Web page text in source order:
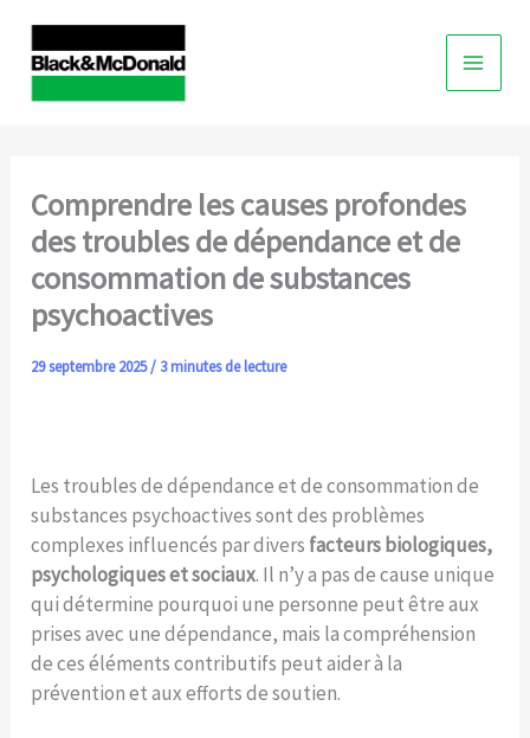
content
Comprendre les causes profondes
des troubles de dépendance et de
consommation de substances
psychoactives
29 septembre 2025/ 3 minutes de lecture
Les troubles de dépendance et de consommation de
substances psychoactives sont des problèmes
complexes influencés par divers facteurs biologiques,
psychologiques et sociaux. Il n’y a pas de cause unique
qui détermine pourquoi une personne peut être aux
prises avec une dépendance, mais la compréhension
de ces éléments contributifs peut aider à la
prévention et aux efforts de soutien.